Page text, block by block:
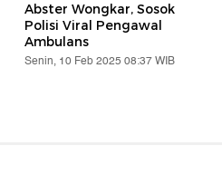
Abster Wongkar, Sosok
Polisi Viral Pengawal
Ambulans
Senin, 10 Feb 2025 08:37 WIB